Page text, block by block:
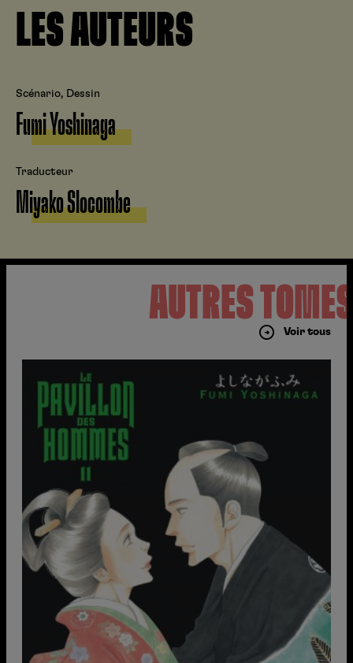
LES AUTEURS
Scénario, Dessin
Fumi Yoshinaga
Traducteur
Miyako Slocombe
AUTRES
Voir tous